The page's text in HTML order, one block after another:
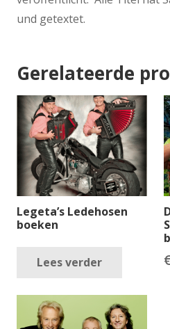
und getextet.
Gerelateerde
Legeta’s Ledehosen
boeken
Lees verder